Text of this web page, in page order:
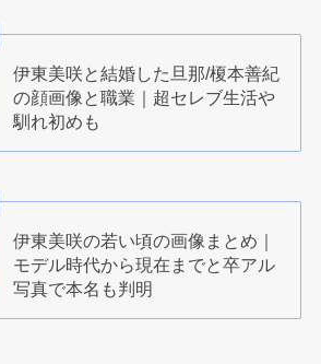
伊東美咲と結婚した旦那/榎本善紀
の顔画像と職業｜超セレブ生活や
馴れ初めも
伊東美咲の若い頃の画像まとめ｜
モデル時代から現在までと卒アル
写真で本名も判明